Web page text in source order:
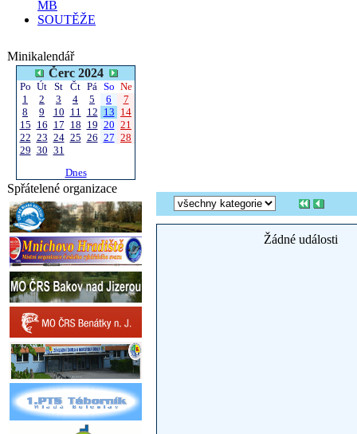
MB
SOUTĚŽE
Minikalendář
Čerc 2024
Po Út St Čt Pá So Ne
1
2 3 4 5 6
7
8
9 10 11 12 13 14
15 16 17 18 19 20 21
22 23 24 25 26 27 28
29 30 31
Dnes
Spřátelené organizace
Žádné události